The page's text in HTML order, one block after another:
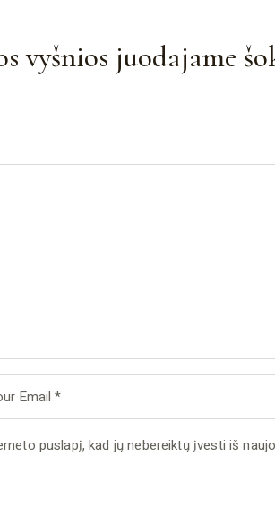
vyšnios juodajame
puslapį, kad jų nebereiktų įvesti iš